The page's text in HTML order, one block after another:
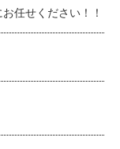
任せください！！